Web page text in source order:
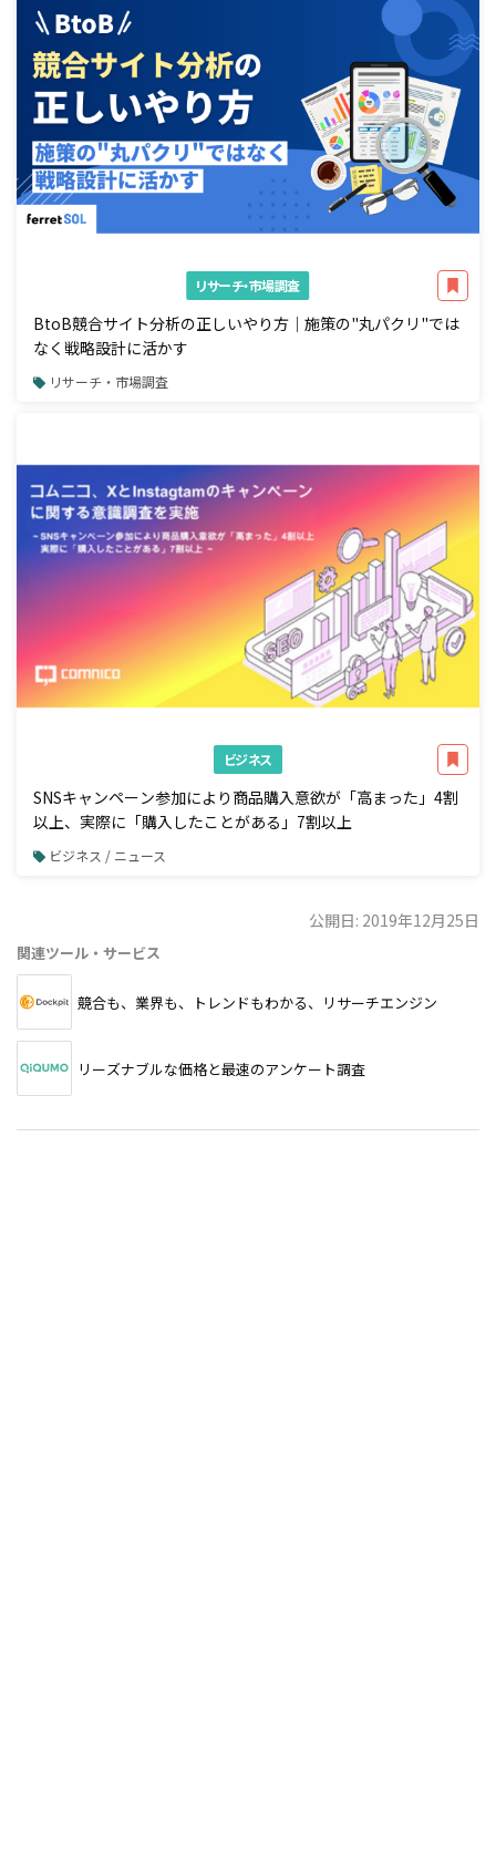
リサーチ・市場調査
BtoB競合サイト分析の正しいやり方｜施策の"丸パクリ"では
なく戦略設計に活かす
リサーチ・市場調査
ビジネス
SNSキャンペーン参加により商品購入意欲が「高まった」4割
以上、実際に「購入したことがある」7割以上
ビジネス / ニュース
公開日: 2019年12月25日
関連ツール・サービス
競合も、業界も、トレンドもわかる、リサーチエンジン
リーズナブルな価格と最速のアンケート調査